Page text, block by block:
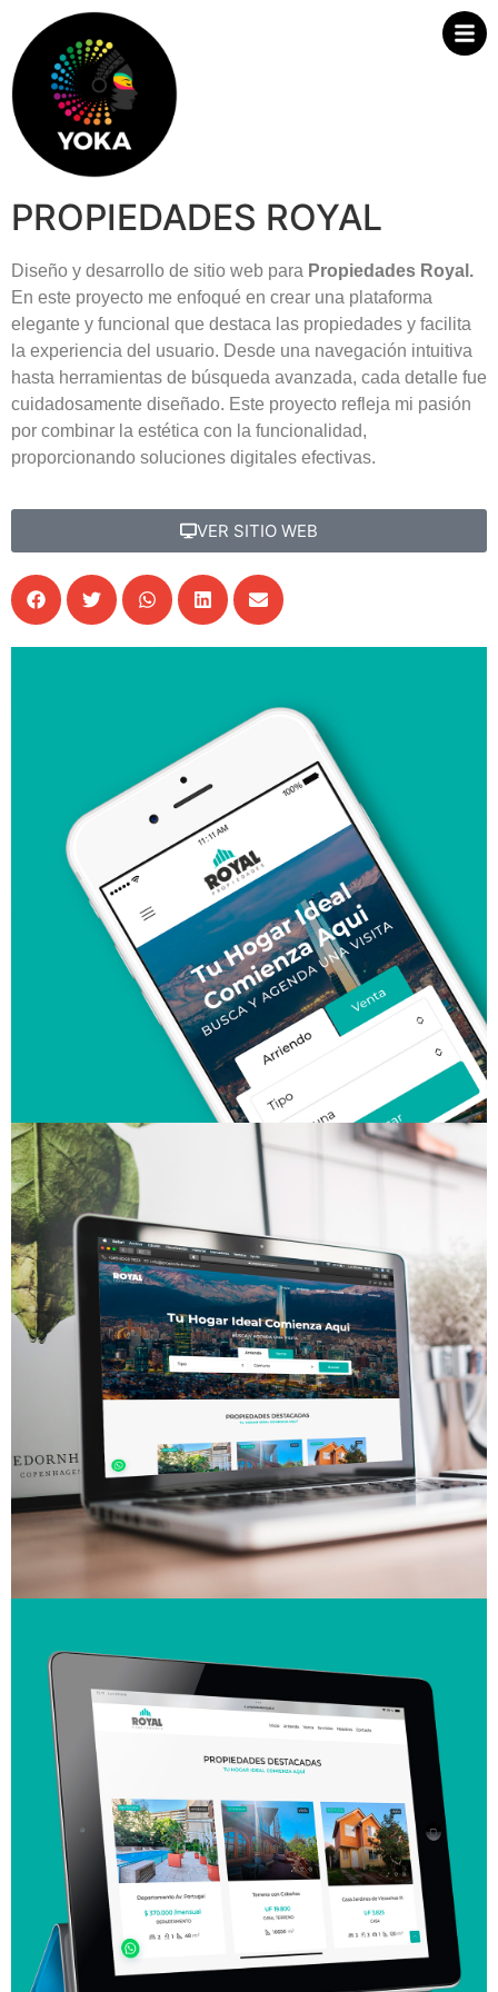
PROPIEDADES ROYAL
Diseño y desarrollo de sitio web para Propiedades Royal.
En este proyecto me enfoqué en crear una plataforma
elegante y funcional que destaca las propiedades y facilita
la experiencia del usuario. Desde una navegación intuitiva
hasta herramientas de búsqueda avanzada, cada detalle fue
cuidadosamente diseñado. Este proyecto refleja mi pasión
por combinar la estética con la funcionalidad,
proporcionando soluciones digitales efectivas.
VER SITIO WEB